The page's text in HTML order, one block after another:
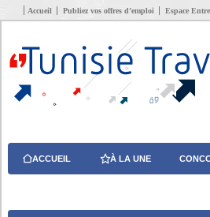
Accueil Publiez vos offres d’emploi Espace
ACCUEIL À LA UNE